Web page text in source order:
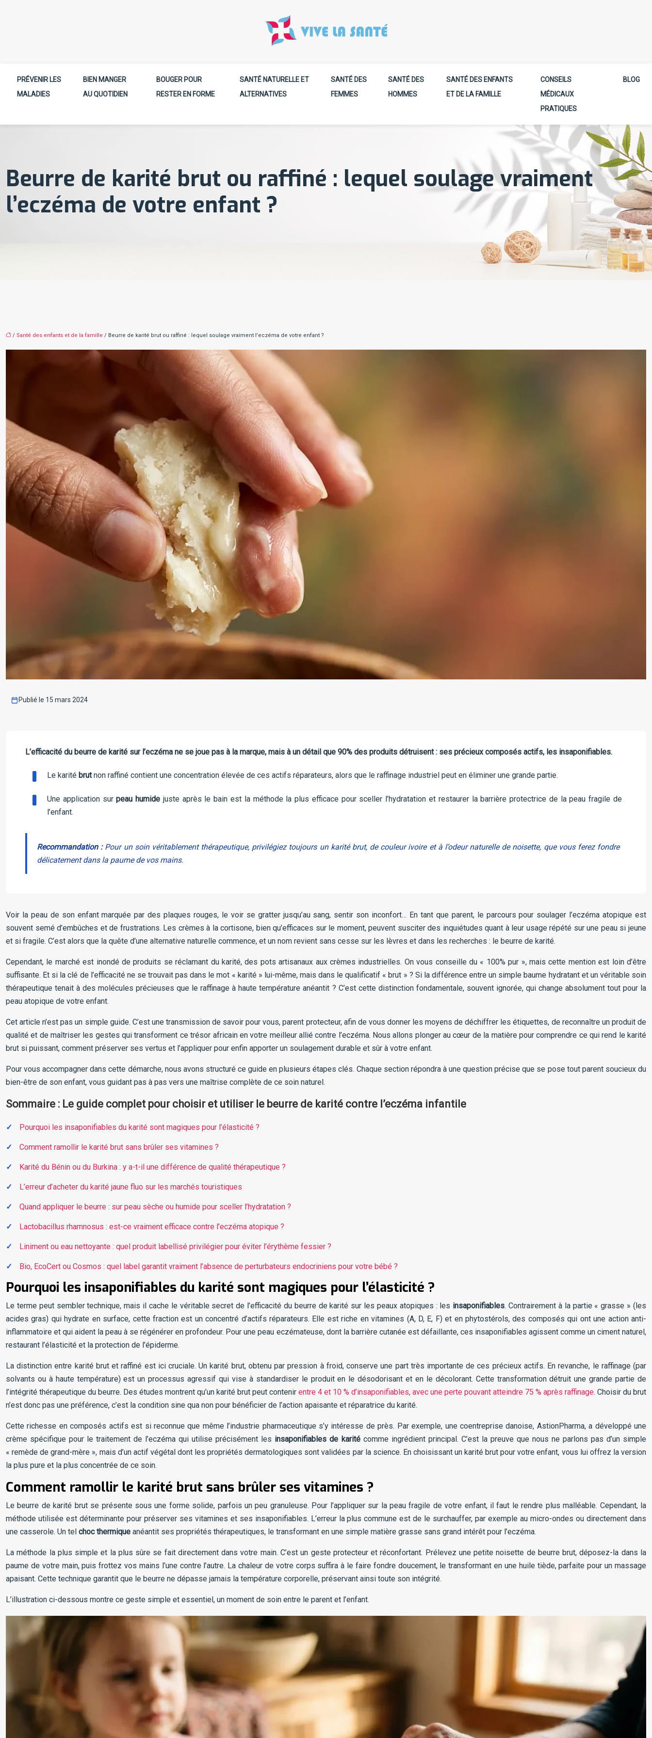
PRÉVENIR LES
MALADIES
BIEN MANGER
AU QUOTIDIEN
BOUGER POUR
RESTER EN FORME
SANTÉ NATURELLE ET
ALTERNATIVES
SANTÉ DES
FEMMES
SANTÉ DES
HOMMES
SANTÉ DES ENFANTS
ET DE LA FAMILLE
CONSEILS
MÉDICAUX
PRATIQUES
BLOG
Beurre de karité brut ou raffiné : lequel soulage vraiment
l’eczéma de votre enfant ?
/ Santé des enfants et de la famille / Beurre de karité brut ou raffiné : lequel soulage vraiment l’eczéma de votre enfant ?
Publié le 15 mars 2024
L’efficacité du beurre de karité sur l’eczéma ne se joue pas à la marque, mais à un détail que 90% des produits détruisent : ses précieux composés actifs, les insaponifiables.
Le karité brutnon raffiné contient une concentration élevée de ces actifs réparateurs, alors que le raffinage industriel peut en éliminer une grande partie.
Une application surpeau humide juste après le bain est la méthode la plus efficace pour sceller l’hydratation et restaurer la barrière protectrice de la peau fragile de
l’enfant.
Recommandation :Pour un soin véritablement thérapeutique, privilégiez toujours un karité brut, de couleur ivoire et à l’odeur naturelle de noisette, que vous ferez fondre
délicatement dans la paume de vos mains.
Voir la peau de son enfant marquée par des plaques rouges, le voir se gratter jusqu’au sang, sentir son inconfort… En tant que parent, le parcours pour soulager l’eczéma atopique est
souvent semé d’embûches et de frustrations. Les crèmes à la cortisone, bien qu’efficaces sur le moment, peuvent susciter des inquiétudes quant à leur usage répété sur une peau si jeune
et si fragile. C’est alors que la quête d’une alternative naturelle commence, et un nom revient sans cesse sur les lèvres et dans les recherches : le beurre de karité.
Cependant, le marché est inondé de produits se réclamant du karité, des pots artisanaux aux crèmes industrielles. On vous conseille du « 100% pur », mais cette mention est loin d’être
suffisante. Et si la clé de l’efficacité ne se trouvait pas dans le mot « karité » lui-même, mais dans le qualificatif « brut » ? Si la différence entre un simple baume hydratant et un véritable soin
thérapeutique tenait à des molécules précieuses que le raffinage à haute température anéantit ? C’est cette distinction fondamentale, souvent ignorée, qui change absolument tout pour la
peau atopique de votre enfant.
Cet article n’est pas un simple guide. C’est une transmission de savoir pour vous, parent protecteur, afin de vous donner les moyens de déchiffrer les étiquettes, de reconnaître un produit de
qualité et de maîtriser les gestes qui transforment ce trésor africain en votre meilleur allié contre l’eczéma. Nous allons plonger au cœur de la matière pour comprendre ce qui rend le karité
brut si puissant, comment préserver ses vertus et l’appliquer pour enfin apporter un soulagement durable et sûr à votre enfant.
Pour vous accompagner dans cette démarche, nous avons structuré ce guide en plusieurs étapes clés. Chaque section répondra à une question précise que se pose tout parent soucieux du
bien-être de son enfant, vous guidant pas à pas vers une maîtrise complète de ce soin naturel.
Sommaire : Le guide complet pour choisir et utiliser le beurre de karité contre l’eczéma infantile
Pourquoi les insaponifiables du karité sont magiques pour l’élasticité ?
Comment ramollir le karité brut sans brûler ses vitamines ?
Karité du Bénin ou du Burkina : y a-t-il une différence de qualité thérapeutique ?
L’erreur d’acheter du karité jaune fluo sur les marchés touristiques
Quand appliquer le beurre : sur peau sèche ou humide pour sceller l’hydratation ?
Lactobacillus rhamnosus : est-ce vraiment efficace contre l’eczéma atopique ?
Liniment ou eau nettoyante : quel produit labellisé privilégier pour éviter l’érythème fessier ?
Bio, EcoCert ou Cosmos : quel label garantit vraiment l’absence de perturbateurs endocriniens pour votre bébé ?
Pourquoi les insaponifiables du karité sont magiques pour l’élasticité ?
Le terme peut sembler technique, mais il cache le véritable secret de l’efficacité du beurre de karité sur les peaux atopiques : les insaponifiables. Contrairement à la partie « grasse » (les
acides gras) qui hydrate en surface, cette fraction est un concentré d’actifs réparateurs. Elle est riche en vitamines (A, D, E, F) et en phytostérols, des composés qui ont une action anti-
inflammatoire et qui aident la peau à se régénérer en profondeur. Pour une peau eczémateuse, dont la barrière cutanée est défaillante, ces insaponifiables agissent comme un ciment naturel,
restaurant l’élasticité et la protection de l’épiderme.
La distinction entre karité brut et raffiné est ici cruciale. Un karité brut, obtenu par pression à froid, conserve une part très importante de ces précieux actifs. En revanche, le raffinage (par
solvants ou à haute température) est un processus agressif qui vise à standardiser le produit en le désodorisant et en le décolorant. Cette transformation détruit une grande partie de
l’intégrité thérapeutique du beurre. Des études montrent qu’un karité brut peut contenir entre 4 et 10 % d’insaponifiables, avec une perte pouvant atteindre 75 % après raffinage. Choisir du brut
n’est donc pas une préférence, c’est la condition sine qua non pour bénéficier de l’action apaisante et réparatrice du karité.
Cette richesse en composés actifs est si reconnue que même l’industrie pharmaceutique s’y intéresse de près. Par exemple, une coentreprise danoise, AstionPharma, a développé une
crème spécifique pour le traitement de l’eczéma qui utilise précisément les insaponifiables de karitécomme ingrédient principal. C’est la preuve que nous ne parlons pas d’un simple
« remède de grand-mère », mais d’un actif végétal dont les propriétés dermatologiques sont validées par la science. En choisissant un karité brut pour votre enfant, vous lui offrez la version
la plus pure et la plus concentrée de ce soin.
Comment ramollir le karité brut sans brûler ses vitamines ?
Le beurre de karité brut se présente sous une forme solide, parfois un peu granuleuse. Pour l’appliquer sur la peau fragile de votre enfant, il faut le rendre plus malléable. Cependant, la
méthode utilisée est déterminante pour préserver ses vitamines et ses insaponifiables. L’erreur la plus commune est de le surchauffer, par exemple au micro-ondes ou directement dans
une casserole. Un tel choc thermique anéantit ses propriétés thérapeutiques, le transformant en une simple matière grasse sans grand intérêt pour l’eczéma.
La méthode la plus simple et la plus sûre se fait directement dans votre main. C’est un geste protecteur et réconfortant. Prélevez une petite noisette de beurre brut, déposez-la dans la
paume de votre main, puis frottez vos mains l’une contre l’autre. La chaleur de votre corps suffira à le faire fondre doucement, le transformant en une huile tiède, parfaite pour un massage
apaisant. Cette technique garantit que le beurre ne dépasse jamais la température corporelle, préservant ainsi toute son intégrité.
L’illustration ci-dessous montre ce geste simple et essentiel, un moment de soin entre le parent et l’enfant.